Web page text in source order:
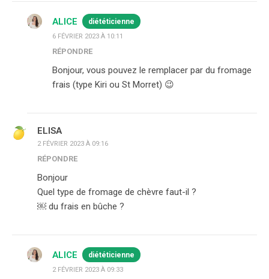
ALICE diététicienne
6 FÉVRIER 2023 À 10:11
RÉPONDRE
Bonjour, vous pouvez le remplacer par du fromage
frais (type Kiri ou St Morret) 😉
ELISA
2 FÉVRIER 2023 À 09:16
RÉPONDRE
Bonjour
Quel type de fromage de chèvre faut-il ?
￼ du frais en bûche ?
ALICE diététicienne
2 FÉVRIER 2023 À 09:33